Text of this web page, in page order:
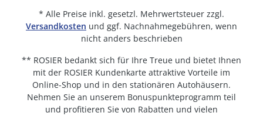
* Alle Preise inkl. gesetzl. Mehrwertsteuer zzgl.
Versandkosten und ggf. Nachnahmegebühren, wenn
nicht anders beschrieben
** ROSIER bedankt sich für Ihre Treue und bietet Ihnen
mit der ROSIER Kundenkarte attraktive Vorteile im
Online-Shop und in den stationären Autohäusern.
Nehmen Sie an unserem Bonuspunkteprogramm teil
und profitieren Sie von Rabatten und vielen